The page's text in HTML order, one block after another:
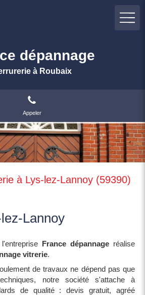
dépannage
à Roubaix
Appeler
à Lys-lez-Lannoy (59390)
Lannoy
France dépannage réalise
vitrerie.
de travaux ne dépend pas que
notre société s'attache à
de qualité : devis gratuit, agréé